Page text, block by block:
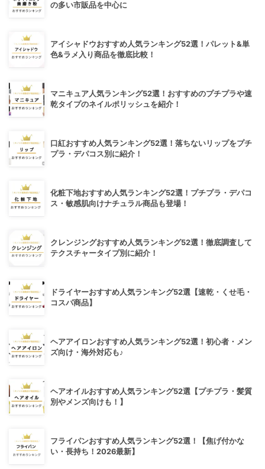
の多い市販品を中心に
アイシャドウおすすめ人気ランキング52選！パレット&単
色&ラメ入り商品を徹底比較！
マニキュア人気ランキング52選！おすすめのプチプラや速
乾タイプのネイルポリッシュを紹介！
口紅おすすめ人気ランキング52選！落ちないリップをプチ
プラ・デパコス別に紹介！
化粧下地おすすめ人気ランキング52選！プチプラ・デパコ
ス・敏感肌向けナチュラル商品も登場！
クレンジングおすすめ人気ランキング52選！徹底調査して
テクスチャータイプ別に紹介！
ドライヤーおすすめ人気ランキング52選【速乾・くせ毛・
コスパ商品】
ヘアアイロンおすすめ人気ランキング52選！初心者・メン
ズ向け・海外対応も♪
ヘアオイルおすすめ人気ランキング52選【プチプラ・髪質
別やメンズ向けも！】
フライパンおすすめ人気ランキング52選！【焦げ付かな
い・長持ち！2026最新】